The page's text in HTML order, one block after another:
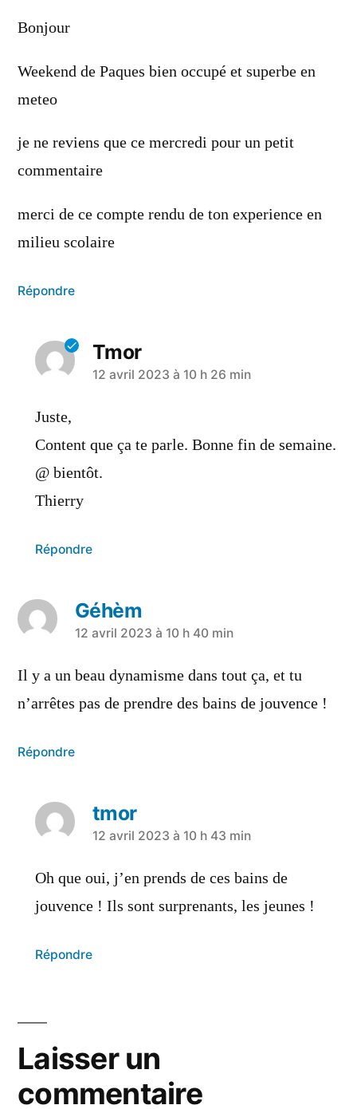
Bonjour
Weekend de Paques bien occupé et superbe en
meteo
je ne reviens que ce mercredi pour un petit
commentaire
merci de ce compte rendu de ton experience en
milieu scolaire
Répondre
Tmor
12 avril 2023 à 10 h 26 min
Juste,
Content que ça te parle. Bonne fin de semaine.
@ bientôt.
Thierry
Répondre
Géhèm
12 avril 2023 à 10 h 40 min
Il y a un beau dynamisme dans tout ça, et tu
n’arrêtes pas de prendre des bains de jouvence !
Répondre
tmor
12 avril 2023 à 10 h 43 min
Oh que oui, j’en prends de ces bains de
jouvence ! Ils sont surprenants, les jeunes !
Répondre
Laisser un
commentaire